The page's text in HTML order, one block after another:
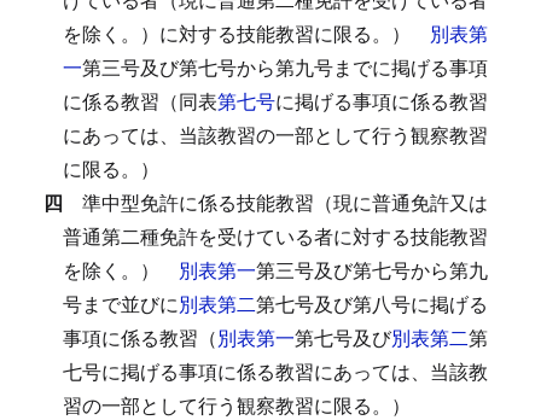
を除く。）に対する技能教習に限る。）
別表第
一第三号及び第七号から第九号までに掲げる事項
に係る教習（同表第七号に掲げる事項に係る教習
にあっては、当該教習の一部として行う観察教習
に限る。）
四 準中型免許に係る技能教習（現に普通免許又は
普通第二種免許を受けている者に対する技能教習
を除く。）
別表第一第三号及び第七号から第九
号まで並びに別表第二第七号及び第八号に掲げる
事項に係る教習（別表第一第七号及び別表第二第
七号に掲げる事項に係る教習にあっては、当該教
習の一部として行う観察教習に限る。）